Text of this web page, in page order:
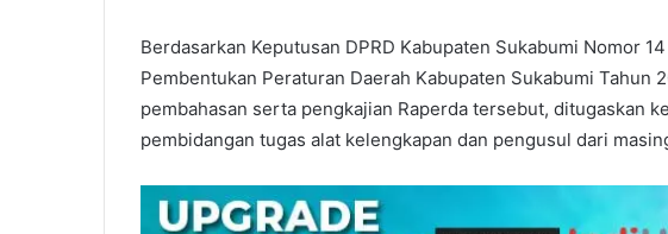
Berdasarkan Keputusan DPRD Kabupaten Sukabumi Nomor
Pembentukan Peraturan Daerah Kabupaten Sukabumi Tahun
pembahasan serta pengkajian Raperda tersebut, ditugaskan
pembidangan tugas alat kelengkapan dan pengusul dari